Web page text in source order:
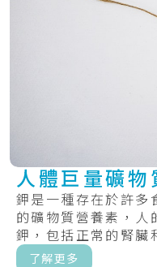
人體巨量礦物
鉀是一種存在於許多
的礦物質營養素，人
鉀，包括正常的腎臟
傳遞...
了解更多